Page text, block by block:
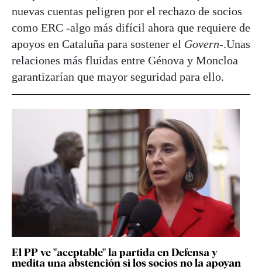
nuevas cuentas peligren por el rechazo de socios
como ERC -algo más difícil ahora que requiere de
apoyos en Cataluña para sostener el Govern-.Unas
relaciones más fluidas entre Génova y Moncloa
garantizarían que mayor seguridad para ello.
El PP ve "aceptable" la partida en Defensa y
medita una abstención si los socios no la apoyan